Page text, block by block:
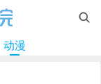

动漫